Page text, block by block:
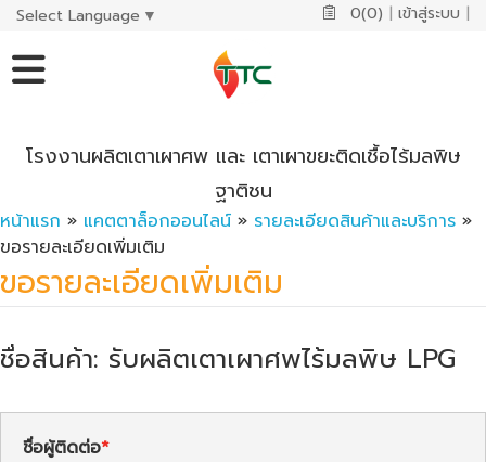
Select Language ▼ 0(0) | เข้าสู่ระบบ |
โรงงานผลิตเตาเผาศพ และ เตาเผาขยะติดเชื้อไร้มลพิษ
ฐาติชน
หน้าแรก » แคตตาล็อกออนไลน์ » รายละเอียดสินค้าและบริการ »
ขอรายละเอียดเพิ่มเติม
ขอรายละเอียดเพิ่มเติม
ชื่อสินค้า: รับผลิตเตาเผาศพไร้มลพิษ LPG
ชื่อผู้ติดต่อ